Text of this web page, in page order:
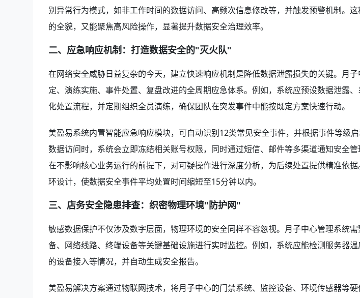
别异常行为模式，如非工作时间的数据访问、高频次信息修改等，并触发预警机制。
的全貌，又能聚焦高风险操作，显著提升数据安全治理效率。
二、应急响应机制：打造数据安全的"灭火队"
在网络安全威胁日益复杂的今天，建立快速响应机制是降低数据泄露损失的关键。月
定、演练实施、事件处置、复盘改进的全周期应急体系。例如，系统应预设数据泄露
化处置流程，并定期组织全员演练，确保团队在突发事件中能按既定方案快速行动。
美盈易系统内置智能应急响应模块，可自动识别12类常见安全事件，并根据事件等级
数据访问时，系统会立即冻结相关账号权限，同时通过短信、邮件等多渠道通知安全
在不影响核心业务运行的前提下，对可疑操作进行深度分析，为后续处置提供精准依
环设计，使数据安全事件平均处置时间缩短至15分钟以内。
三、店务安全隐患排查：织密物理环境"防护网"
敏感数据保护不仅涉及数字层面，物理环境的安全同样不容忽视。月子中心管理系统
备、网络线路、终端设备等关键基础设施进行实时监控。例如，系统应能检测服务器
的设备接入等情况，并自动生成安全报告。
美盈易解决方案通过物联网技术，将月子中心的门禁系统、监控设备、环境传感器等